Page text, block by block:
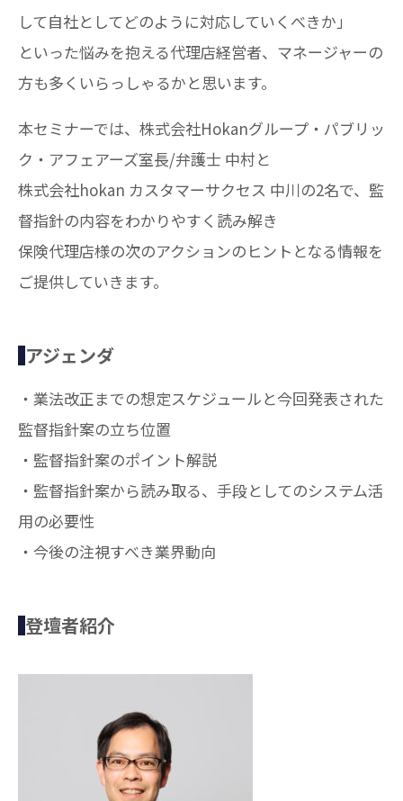
して自社としてどのように対応していくべきか」
といった悩みを抱える代理店経営者、マネージャーの
方も多くいらっしゃるかと思います。
本セミナーでは、株式会社Hokanグループ・パブリッ
ク・アフェアーズ室長/弁護士 中村と
株式会社hokan カスタマーサクセス 中川の2名で、監
督指針の内容をわかりやすく読み解き
保険代理店様の次のアクションのヒントとなる情報を
ご提供していきます。
アジェンダ
・業法改正までの想定スケジュールと今回発表された
監督指針案の立ち位置
・監督指針案のポイント解説
・監督指針案から読み取る、手段としてのシステム活
用の必要性
・今後の注視すべき業界動向
登壇者紹介